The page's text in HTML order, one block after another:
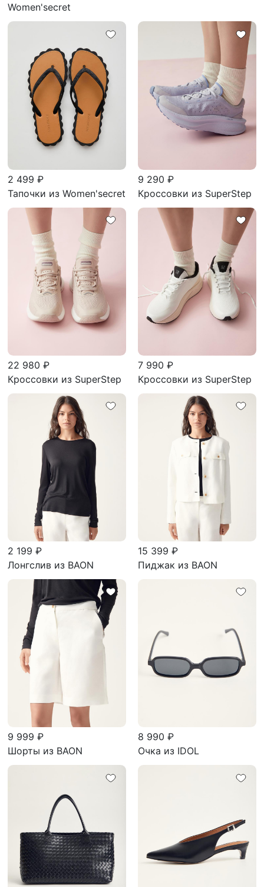
Women'secret
2 499 ₽
Тапочки из Women'secret
9 290 ₽
Кроссовки из SuperStep
22 980 ₽
Кроссовки из SuperStep
7 990 ₽
Кроссовки из SuperStep
2 199 ₽
Лонгслив из BAON
15 399 ₽
Пиджак из BAON
9 999 ₽
Шорты из BAON
8 990 ₽
Очка из IDOL